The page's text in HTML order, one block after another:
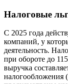
Налоговые
С 2025 года
компаний, у
деятельность.
при обороте до
выручка
налогообложения